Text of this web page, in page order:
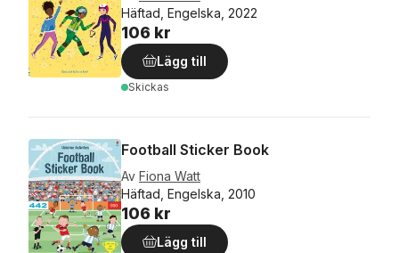
Häftad, Engelska, 2022
106 kr
Lägg till
Skickas
Football Sticker Book
Av Fiona Watt
Häftad, Engelska, 2010
106 kr
Lägg till